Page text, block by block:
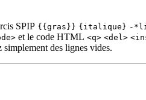
SPIP {{gras}} {italique} -
et le code HTML <q> <del>
simplement des lignes vides.